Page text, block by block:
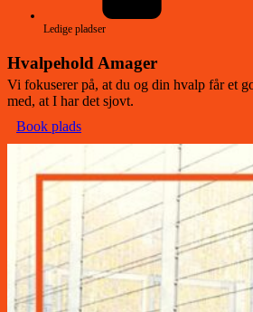
Ledige pladser
Hvalpehold Amager
Vi fokuserer på, at du og din hvalp får et
med, at I har det sjovt.
Book plads